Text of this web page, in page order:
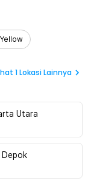
1Lokasi Lainnya
Utara
Depok